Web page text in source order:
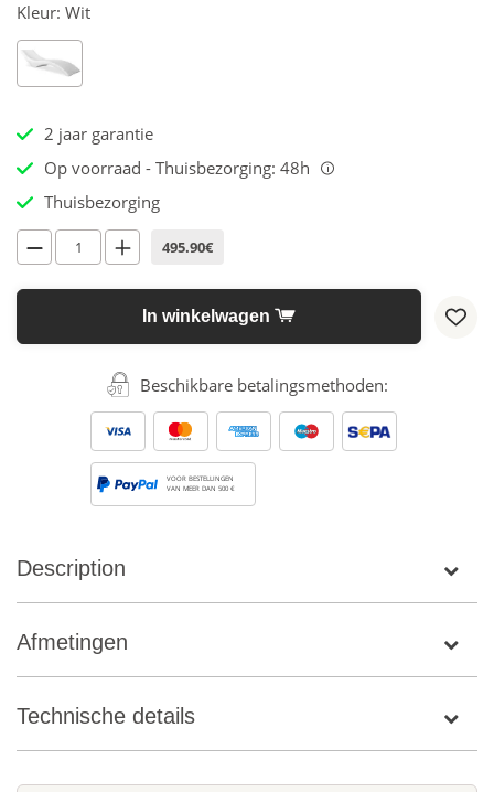
Kleur: Wit
2 jaar garantie
Op voorraad - Thuisbezorging: 48h
i
Thuisbezorging
495.90€
In winkelwagen
Beschikbare betalingsmethoden:
VOOR BESTELLINGEN
VAN MEER DAN 500 €
Description
Afmetingen
Technische details